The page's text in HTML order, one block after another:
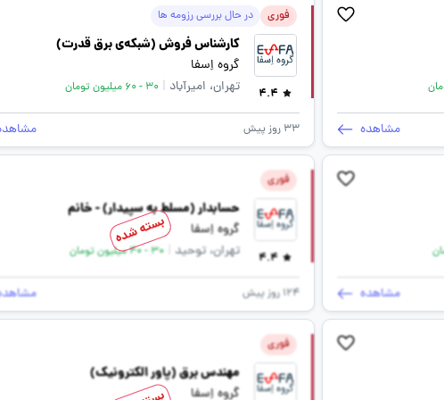
مشاهده
فوری در حال بررسی رزومه ها
4.4
کارشناس فروش (شبکه‌ی برق قدرت)
گروه اِسفا
تهران، امیرآباد | 30 - 60 میلیون تومان
33 روز پیش
مشاهده
فوری
4.4
حسابدار (مسلط به سپیدار) - خانم
گروه اِسفا
تهران، توحید
30 - 40 میلیون تومان
124 روز پیش
بسته شده
فوری
مهندس برق (پاور الکترونیک)
گروه اِسفا